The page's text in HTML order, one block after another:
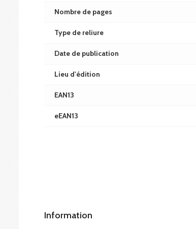
Nombre de pages
Type de reliure
Date de publication
Lieu d'édition
EAN13
eEAN13
Information